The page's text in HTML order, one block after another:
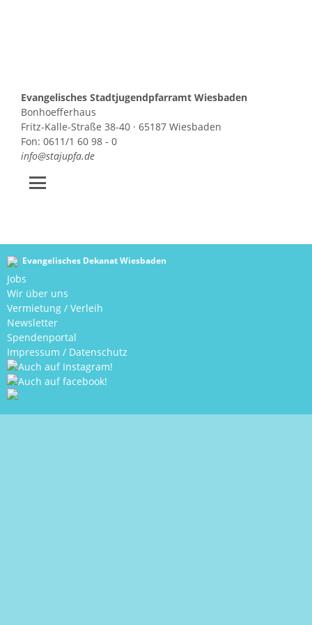
Evangelisches Stadtjugendpfarramt Wiesbaden
Bonhoefferhaus
Fritz-Kalle-Straße 38-40 · 65187 Wiesbaden
Fon: 0611/1 60 98 - 0
info@stajupfa.de
Evangelisches Dekanat Wiesbaden
Jobs
Wir über uns
Vermietung / Verleih
Newsletter
Spendenportal
Impressum / Datenschutz